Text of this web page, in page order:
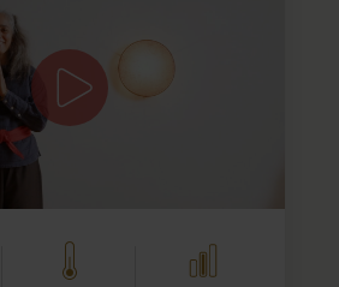
Wirbelsäule durch
Bewegung
Praxis lade ich Dich ein, Deine
und zugleich sehr wirkungsvolle
zu bewegen. Im Mittelpunkt…